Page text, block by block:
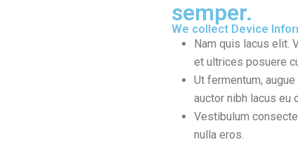
semper.
We collect Device
Nam quis lacus elit.
et ultrices posuere
Ut fermentum,
auctor nibh lacus eu
Vestibulum
nulla eros.